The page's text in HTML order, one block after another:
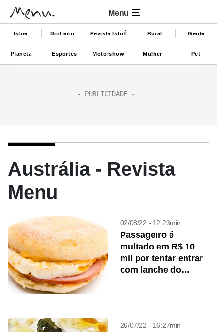
Menu
Istoe Dinheiro Revista IstoÉ Rural Gente
Planeta Esportes Motorshow Mulher Pet
Austrália - Revista
Menu
02/08/22 - 12:23min
Passageiro é
multado em R$ 10
mil por tentar entrar
com lanche do
26/07/22 - 16:27min